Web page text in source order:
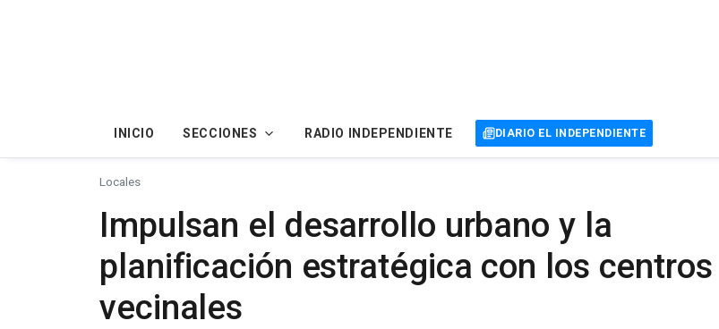
INICIO SECCIONES RADIO INDEPENDIENTE DIARIO EL INDEPENDIENTE
Locales
Impulsan el desarrollo urbano y la
planificación estratégica con los centros
vecinales